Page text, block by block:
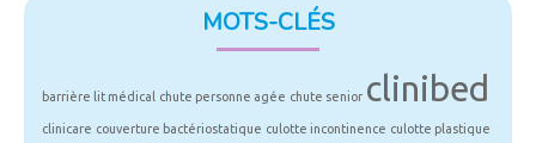
MOTS-CLÉS
barrière lit médical chute personne agée chute senior clinibed
clinicare couverture bactériostatique culotte incontinence culotte plastique